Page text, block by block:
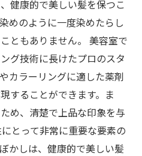
健康的で美しい髪を保つこ
めのように一度染めたらし
ともありません。 美容室で
グ技術に長けたプロのスタ
カラーリングに適した薬剤
することができます。ま
め、清楚で上品な印象を与
とって非常に重要な要素の
かしは、健康的で美しい髪